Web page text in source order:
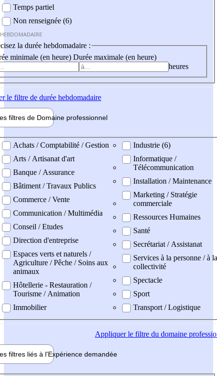
Temps partiel
Non renseignée (6)
la durée hebdomadaire :
minimale (en heure) Durée maximale (en heure)
heures
le filtre de durée hebdomadaire
filtres de Domaine professionnel
professionel
Achats / Comptabilité / Gestion
Arts / Artisanat d'art
Banque / Assurance
Bâtiment / Travaux Publics
Commerce / Vente
Communication / Multimédia
Conseil / Etudes
Direction d'entreprise
Espaces verts et naturels /
Agriculture / Pêche / Soins aux
animaux
Hôtellerie - Restauration /
Tourisme / Animation
Immobilier
Industrie (6)
Informatique /
Télécommunication
Installation / Maintenance
Marketing / Stratégie
commerciale
Ressources Humaines
Santé
Secrétariat / Assistanat
Services à la personne / à la
collectivité
Spectacle
Sport
Transport / Logistique
Appliquerle filtre du domaine
filtres liés à l'Expérience demandée